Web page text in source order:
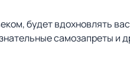
будет вдохновлять
самозапреты и